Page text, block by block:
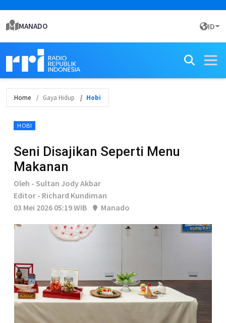
MANADO ID
Home Gaya Hidup Hobi
HOBI
Seni Disajikan Seperti Menu
Makanan
Oleh - Sultan Jody Akbar
Editor - Richard Kundiman
03 Mei 2026 05:19 WIB
Manado